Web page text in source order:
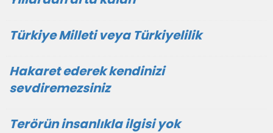
Türkiye Milleti veya Türkiyelilik
Hakaret ederek kendinizi
sevdiremezsiniz
Terörün insanlıkla ilgisi yok